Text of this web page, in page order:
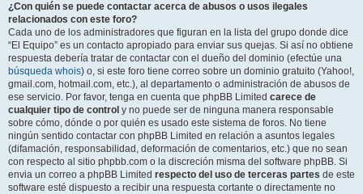
¿Con quién se puede contactar acerca de abusos o usos ilegales
relacionados con este foro?
Cada uno de los administradores que figuran en la lista del grupo donde dice
“El Equipo” es un contacto apropiado para enviar sus quejas. Si así no obtiene
respuesta debería tratar de contactar con el dueño del dominio (efectúe una
búsqueda whois) o, si este foro tiene correo sobre un dominio gratuito (Yahoo!,
gmail.com, hotmail.com, etc.), al departamento o administración de abusos de
ese servicio. Por favor, tenga en cuenta que phpBB Limited carece de
cualquier tipo de control y no puede ser de ninguna manera responsable
sobre cómo, dónde o por quién es usado este sistema de foros. No tiene
ningún sentido contactar con phpBB Limited en relación a asuntos legales
(difamación, responsabilidad, deformación de comentarios, etc.) que no sean
con respecto al sitio phpbb.com o la discreción misma del software phpBB. Si
envia un correo a phpBB Limited respecto del uso de terceras partes de este
software esté dispuesto a recibir una respuesta cortante o directamente no